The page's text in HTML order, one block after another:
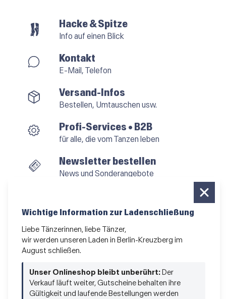
Hacke & Spitze
Info auf einen Blick
Kontakt
E-Mail, Telefon
Versand-Infos
Bestellen, Umtauschen usw.
Profi-Services • B2B
für alle, die vom Tanzen leben
Newsletter bestellen
News und Sonderangebote
AGB Impressum • Datenschutz
Wichtige Information zur Ladenschließung
Liebe Tänzerinnen, liebe Tänzer,
wir werden unseren Laden in Berlin-Kreuzberg im
August schließen.
Unser Onlineshop bleibt unberührt: Der
Verkauf läuft weiter, Gutscheine behalten ihre
Gültigkeit und laufende Bestellungen werden